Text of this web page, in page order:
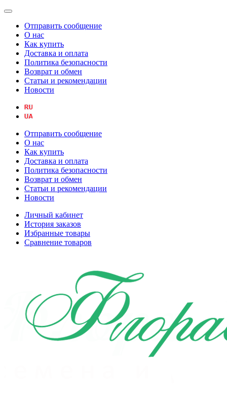
Отправить сообщение
О нас
Как купить
Доставка и оплата
Политика безопасности
Возврат и обмен
Статьи и рекомендации
Новости
Отправить сообщение
О нас
Как купить
Доставка и оплата
Политика безопасности
Возврат и обмен
Статьи и рекомендации
Новости
Личный кабинет
История заказов
Избранные товары
Сравнение товаров